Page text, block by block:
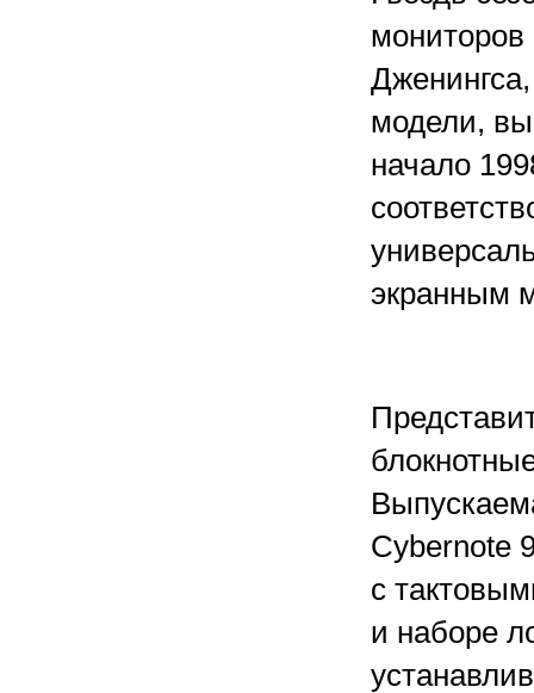
мониторов
модели,
начало
экранным
Cybernote
с
и наборе